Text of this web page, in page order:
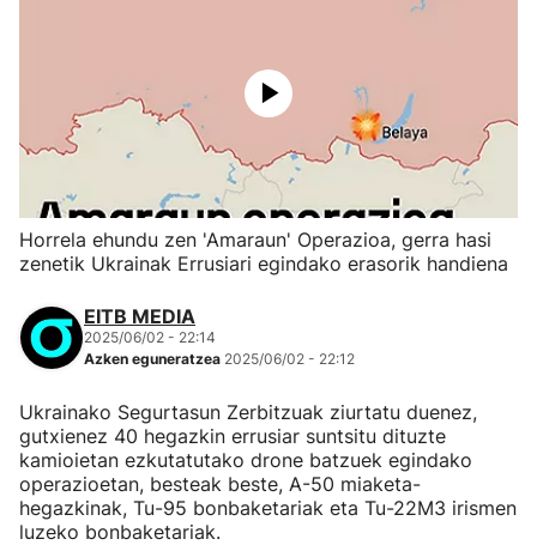
Horrela ehundu zen 'Amaraun' Operazioa, gerra hasi
zenetik Ukrainak Errusiari egindako erasorik handiena
EITB MEDIA
2025/06/02 - 22:14
Azken eguneratzea 2025/06/02 - 22:12
Ukrainako Segurtasun Zerbitzuak ziurtatu duenez,
gutxienez 40 hegazkin errusiar suntsitu dituzte
kamioietan ezkutatutako drone batzuek egindako
operazioetan, besteak beste, A-50 miaketa-
hegazkinak, Tu-95 bonbaketariak eta Tu-22M3 irismen
luzeko bonbaketariak.